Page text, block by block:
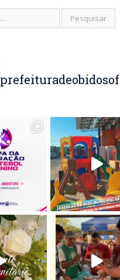
prefeituradeobidosof